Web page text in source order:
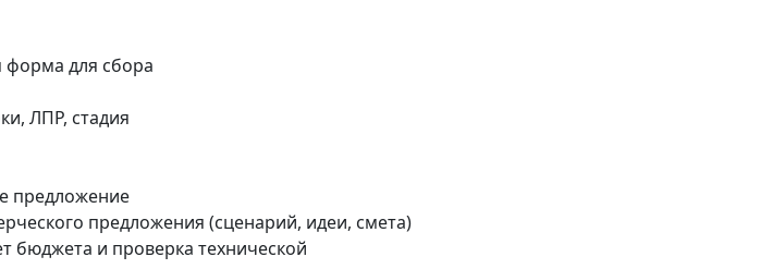
форма для сбора
ЛПР, стадия
предложение
предложения (сценарий, идеи, смета)
бюджета и проверка технической